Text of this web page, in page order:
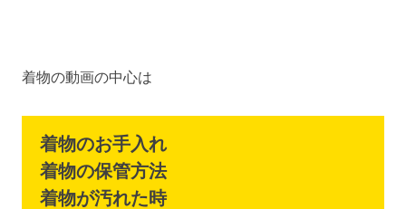
着物の動画の中心は
着物のお手入れ
着物の保管方法
着物が汚れた時